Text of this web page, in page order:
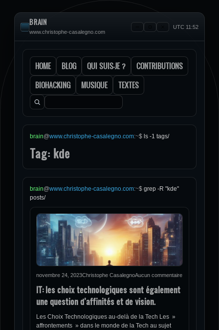
BRAIN
www.christophe-casalegno.com
UTC 11:52
HOME BLOG QUI SUIS-JE ?
CONTRIBUTIONS
BIOHACKING
MUSIQUE TEXTES
Rechercher :
brain@www.christophe-casalegno.com:~$ ls -1 tags/
Tag: kde
brain@www.christophe-casalegno.com:~$ grep -R "kde"
posts/
novembre 24, 2023Christophe CasalegnoAucun commentaire
IT: les choix technologiques sont également
une question d’affinités et de vision.
Les Choix Technologiques au-delà de la Tech Les »
affrontements » dans le monde de la Tech au sujet